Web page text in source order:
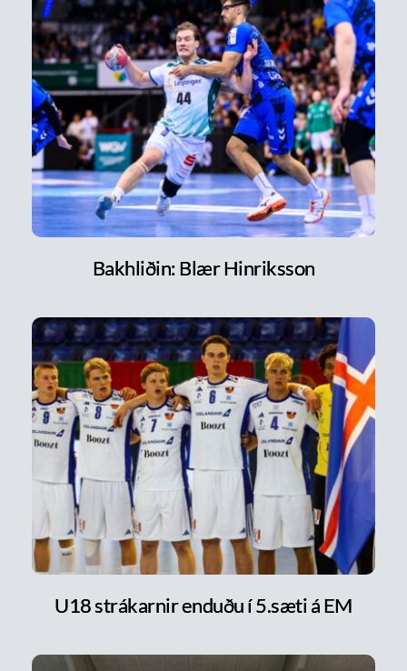
Bakhliðin: Blær Hinriksson
U18 strákarnir enduðu í 5.sæti á EM